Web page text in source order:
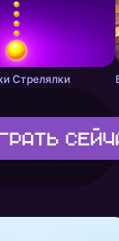
Стрелялки